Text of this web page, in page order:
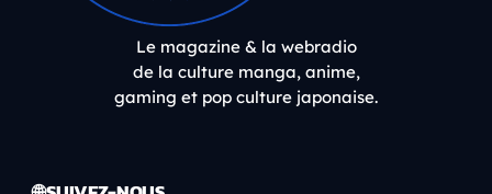
Le magazine & la webradio
de la culture manga, anime,
gaming et pop culture japonaise.